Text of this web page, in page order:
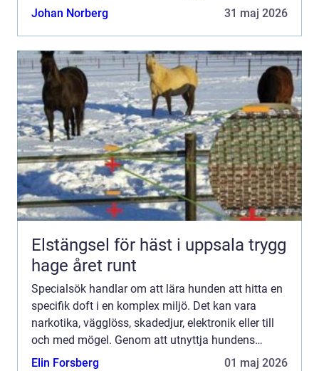
fantastiska luktsinne går det att upptäcka sådant
Johan Norberg 31 maj 2026
Elstängsel för häst i uppsala trygg
hage året runt
Specialsök handlar om att lära hunden att hitta en
specifik doft i en komplex miljö. Det kan vara
narkotika, vägglöss, skadedjur, elektronik eller till
och med mögel. Genom att utnyttja hundens
fantastiska luktsinne går det att upptäcka sådant
Elin Forsberg 01 maj 2026